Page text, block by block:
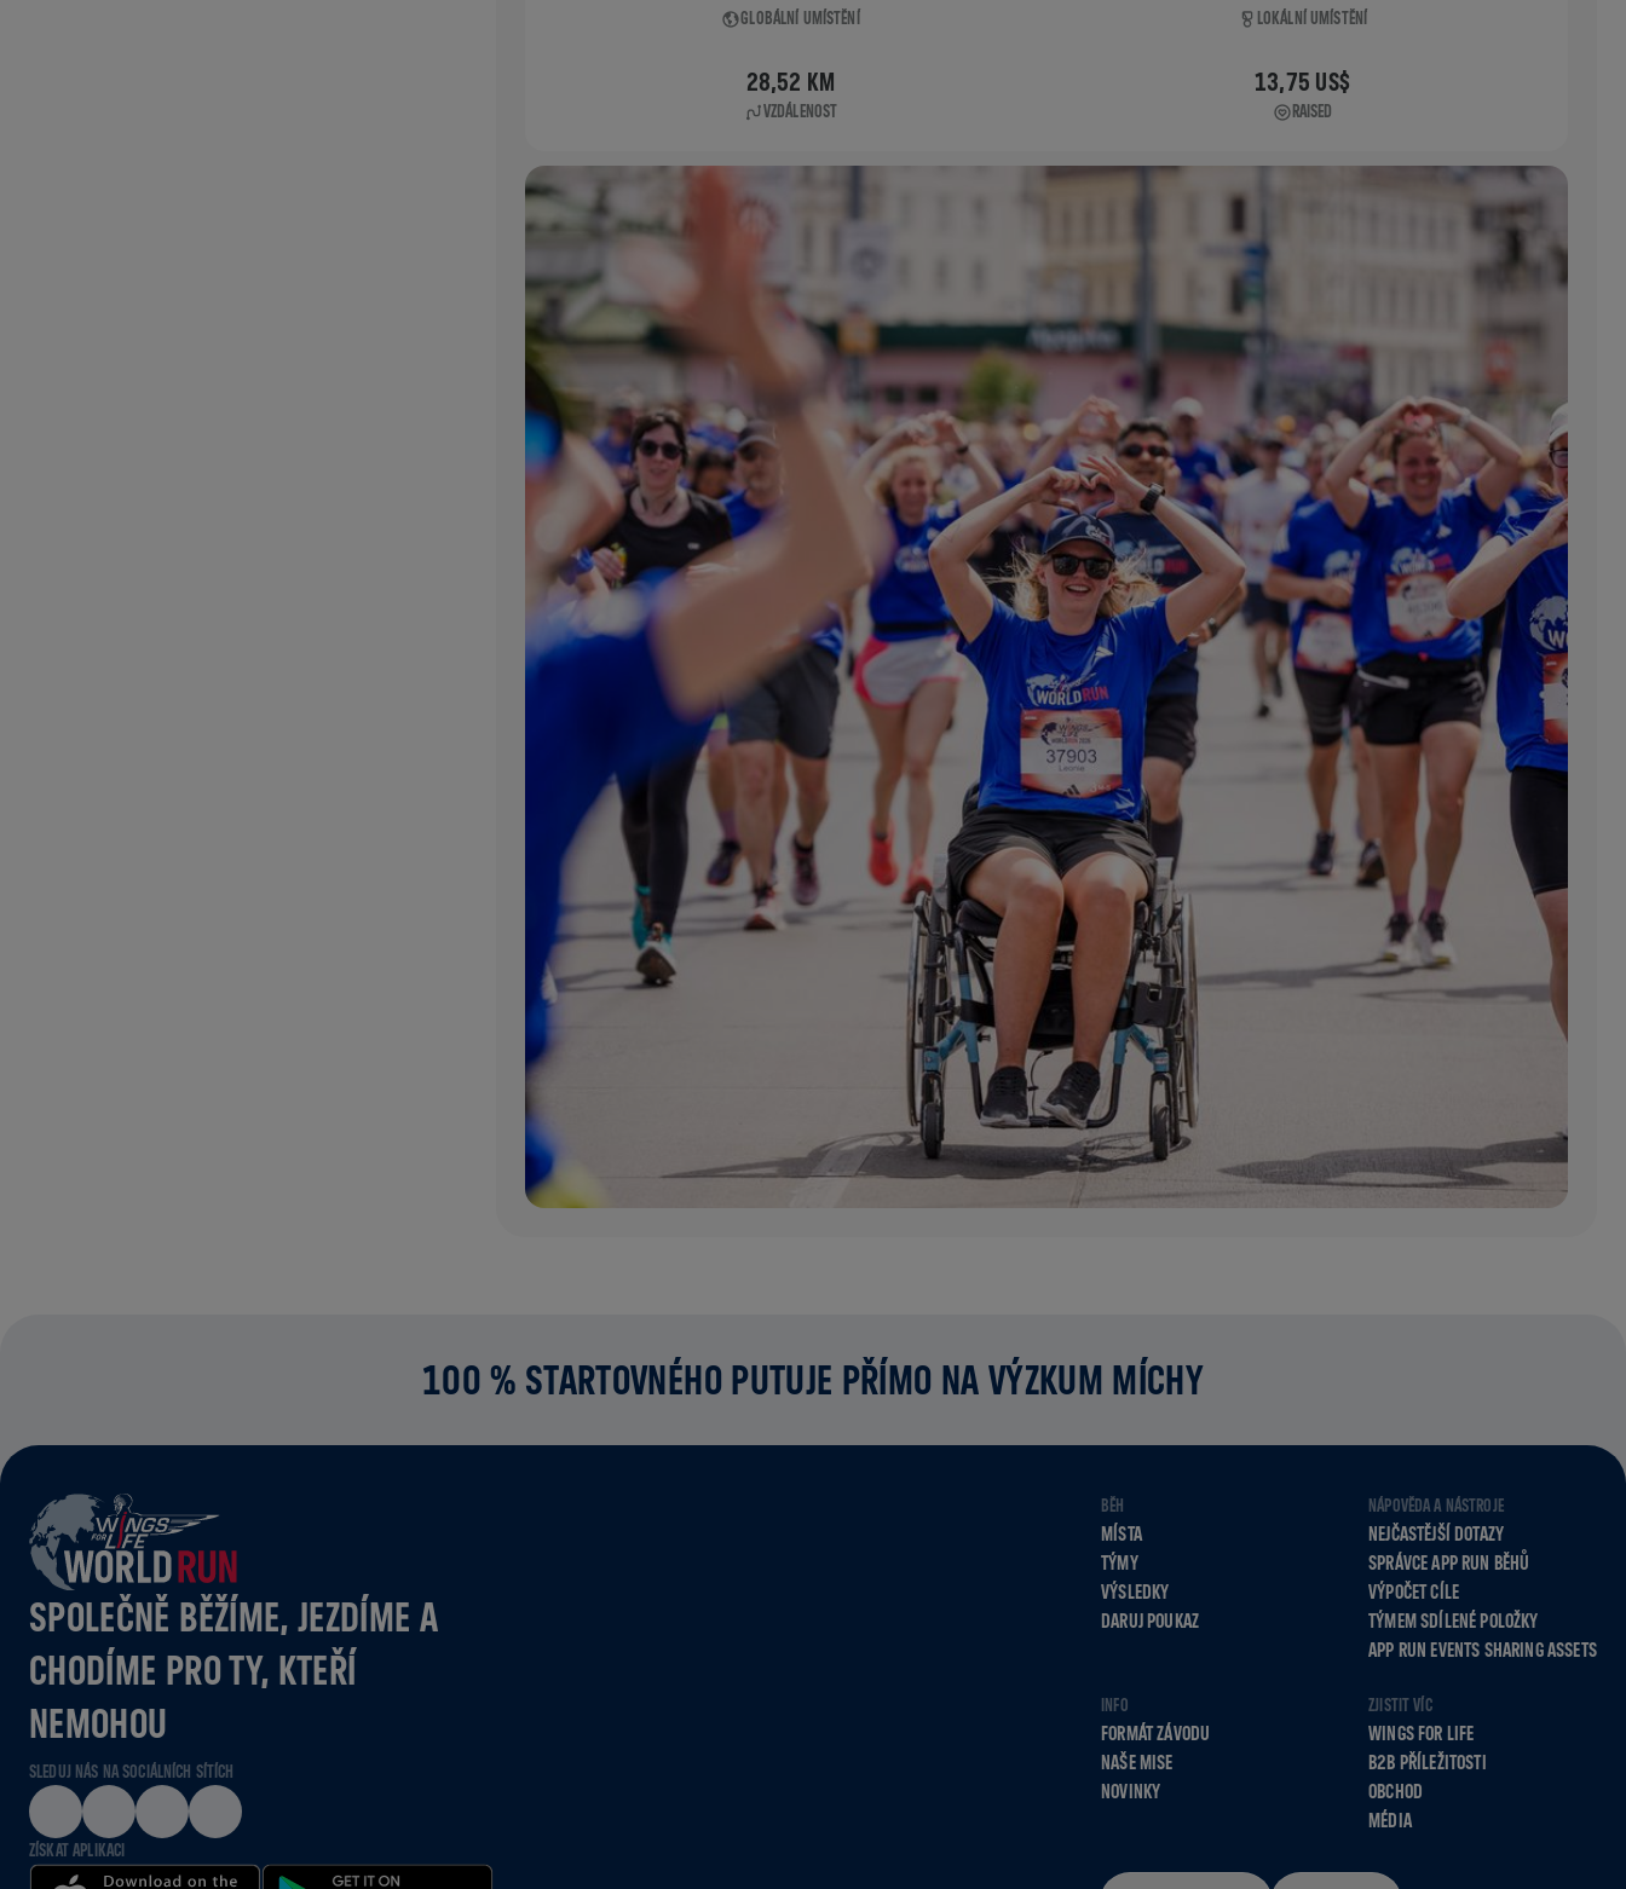
GLOBÁLNÍ UMÍSTĚNÍ LOKÁLNÍ UMÍSTĚNÍ
28,52 KM
VZDÁLENOST
13,75 US$
RAISED
100 % STARTOVNÉHO PUTUJE PŘÍMO NA VÝZKUM MÍCHY
SPOLEČNĚ BĚŽÍME, JEZDÍME A
CHODÍME PRO TY, KTEŘÍ
NEMOHOU
SLEDUJ NÁS NA SOCIÁLNÍCH SÍTÍCH
ZÍSKAT APLIKACI
BĚH
MÍSTA
TÝMY
VÝSLEDKY
DARUJ POUKAZ
NÁPOVĚDA A NÁSTROJE
NEJČASTĚJŠÍ DOTAZY
SPRÁVCE APP RUN BĚHŮ
VÝPOČET CÍLE
TÝMEM SDÍLENÉ POLOŽKY
APP RUN EVENTS SHARING ASSETS
INFO
FORMÁT ZÁVODU
NAŠE MISE
NOVINKY
ZJISTIT VÍC
WINGS FOR LIFE
B2B PŘÍLEŽITOSTI
OBCHOD
MÉDIA